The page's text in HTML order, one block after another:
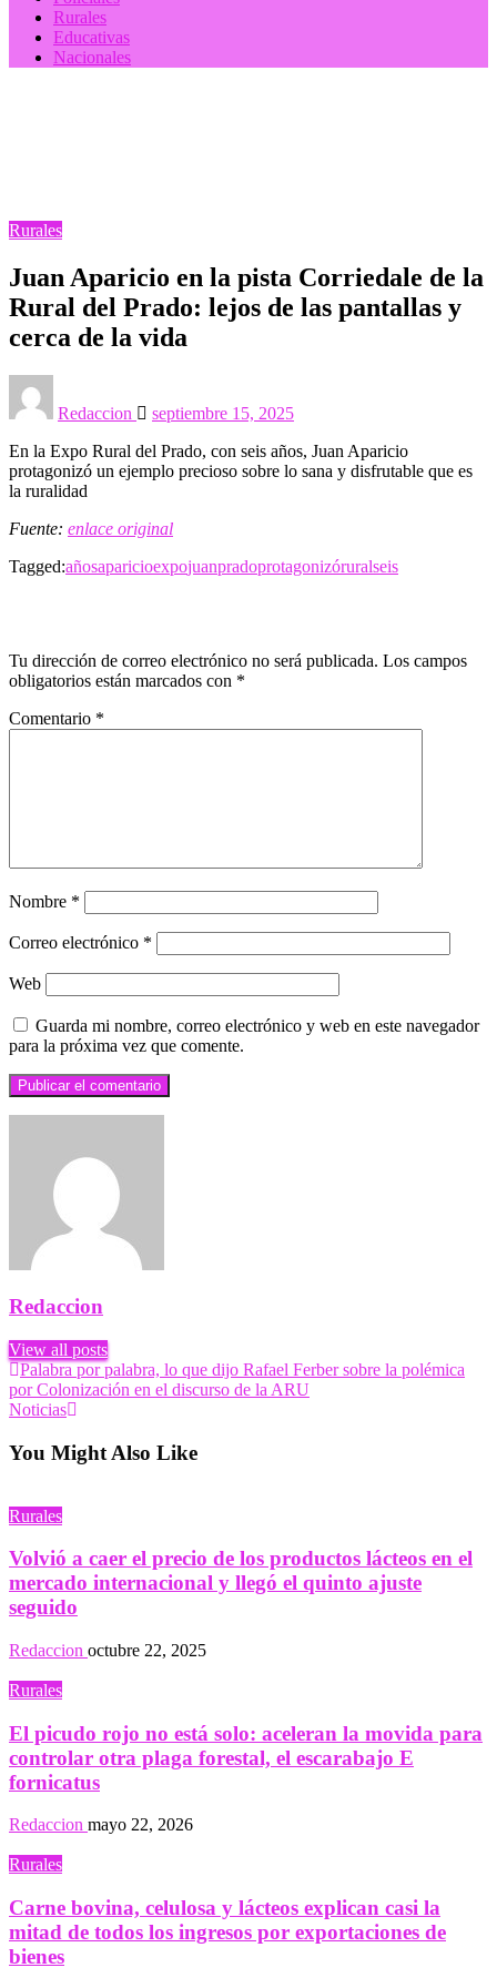
Rurales
Educativas
Nacionales
Rurales
Juan Aparicio en la pista Corriedale de la
Rural del Prado: lejos de las pantallas y
cerca de la vida
Redaccion
septiembre 15, 2025
En la Expo Rural del Prado, con seis años, Juan Aparicio
protagonizó un ejemplo precioso sobre lo sana y disfrutable que es
la ruralidad
Fuente: enlace original
Tagged:añosaparicioexpojuanpradoprotagonizóruralseis
Tu dirección de correo electrónico no será publicada. Los campos
obligatorios están marcados con *
Comentario *
Nombre *
Correo electrónico *
Web
Guarda mi nombre, correo electrónico y web en este navegador
para la próxima vez que comente.
Redaccion
View all posts
Navegación
de
Previous
Post
Palabra por palabra, lo que dijo Rafael Ferber sobre la polémica
por Colonización en el discurso de la ARU
Next
Noticias
You Might Also Like
Rurales
Volvió a caer el precio de los productos lácteos en el
mercado internacional y llegó el quinto ajuste
seguido
Redaccion octubre 22, 2025
Rurales
El picudo rojo no está solo: aceleran la movida para
controlar otra plaga forestal, el escarabajo E
fornicatus
Redaccion mayo 22, 2026
Rurales
Carne bovina, celulosa y lácteos explican casi la
mitad de todos los ingresos por exportaciones de
bienes